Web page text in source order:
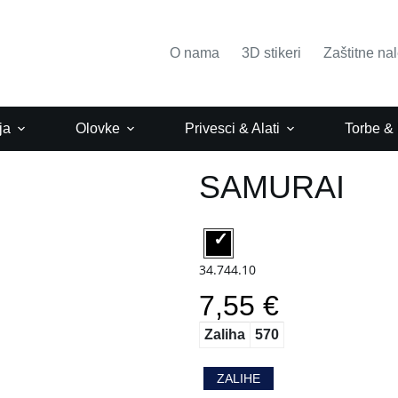
O nama
3D stikeri Zaštitne
Olovke Privesci & Alati Torbe &
SAMURAI
34.744.10
7,55 €
Zaliha 570
ZALIHE